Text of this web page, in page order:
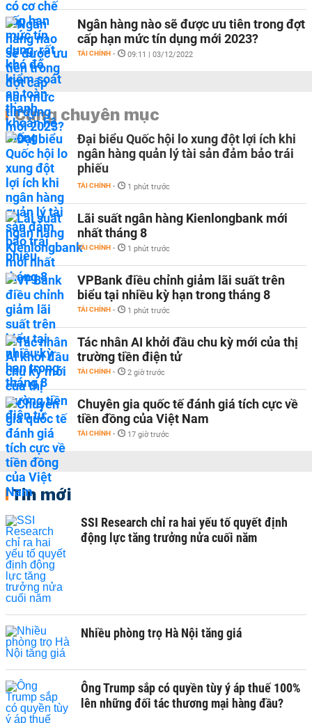
Ngân hàng nào sẽ được ưu tiên trong đợt
cấp hạn mức tín dụng mới 2023?
TÀI CHÍNH - 09:11 | 03/12/2022
Cùng chuyên mục
Đại biểu Quốc hội lo xung đột lợi ích khi
ngân hàng quản lý tài sản đảm bảo trái
phiếu
TÀI CHÍNH - 1 phút trước
Lãi suất ngân hàng Kienlongbank mới
nhất tháng 8
TÀI CHÍNH - 1 phút trước
VPBank điều chỉnh giảm lãi suất trên
biểu tại nhiều kỳ hạn trong tháng 8
TÀI CHÍNH - 1 phút trước
Tác nhân AI khởi đầu chu kỳ mới của thị
trường tiền điện tử
TÀI CHÍNH - 2 giờ trước
Chuyên gia quốc tế đánh giá tích cực về
tiền đồng của Việt Nam
TÀI CHÍNH - 17 giờ trước
Tin mới
SSI Research chỉ ra hai yếu tố quyết định
động lực tăng trưởng nửa cuối năm
Nhiều phòng trọ Hà Nội tăng giá
Ông Trump sắp có quyền tùy ý áp thuế 100%
lên những đối tác thương mại hàng đầu?